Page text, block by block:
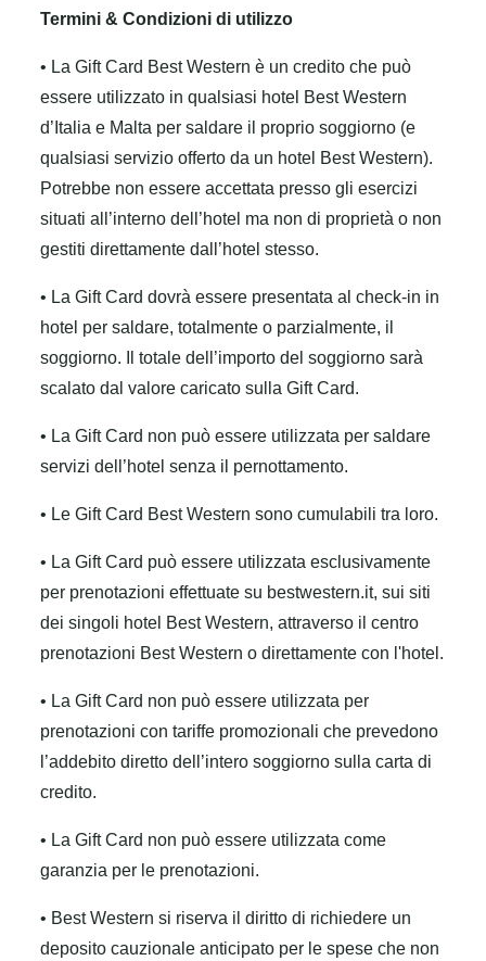
Termini & Condizioni di utilizzo
• La Gift Card Best Western è un credito che può
essere utilizzato in qualsiasi hotel Best Western
d’Italia e Malta per saldare il proprio soggiorno (e
qualsiasi servizio offerto da un hotel Best Western).
Potrebbe non essere accettata presso gli esercizi
situati all’interno dell’hotel ma non di proprietà o non
gestiti direttamente dall’hotel stesso.
• La Gift Card dovrà essere presentata al check-in in
hotel per saldare, totalmente o parzialmente, il
soggiorno. Il totale dell’importo del soggiorno sarà
scalato dal valore caricato sulla Gift Card.
• La Gift Card non può essere utilizzata per saldare
servizi dell’hotel senza il pernottamento.
• Le Gift Card Best Western sono cumulabili tra loro.
• La Gift Card può essere utilizzata esclusivamente
per prenotazioni effettuate su bestwestern.it, sui siti
dei singoli hotel Best Western, attraverso il centro
prenotazioni Best Western o direttamente con l'hotel.
• La Gift Card non può essere utilizzata per
prenotazioni con tariffe promozionali che prevedono
l’addebito diretto dell’intero soggiorno sulla carta di
credito.
• La Gift Card non può essere utilizzata come
garanzia per le prenotazioni.
• Best Western si riserva il diritto di richiedere un
deposito cauzionale anticipato per le spese che non